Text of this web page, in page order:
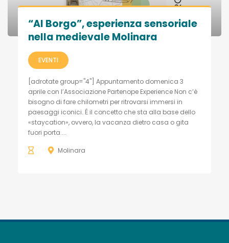
“Al Borgo”, esperienza sensoriale
nella medievale Molinara
EVENTI
[adrotate group="4"] Appuntamento domenica 3
aprile con l’Associazione Partenope Experience Non c’è
bisogno di fare chilometri per ritrovarsi immersi in
paesaggi iconici. É il concetto che sta alla base dello
«staycation», ovvero, la vacanza dietro casa o gita
fuori porta....
Molinara